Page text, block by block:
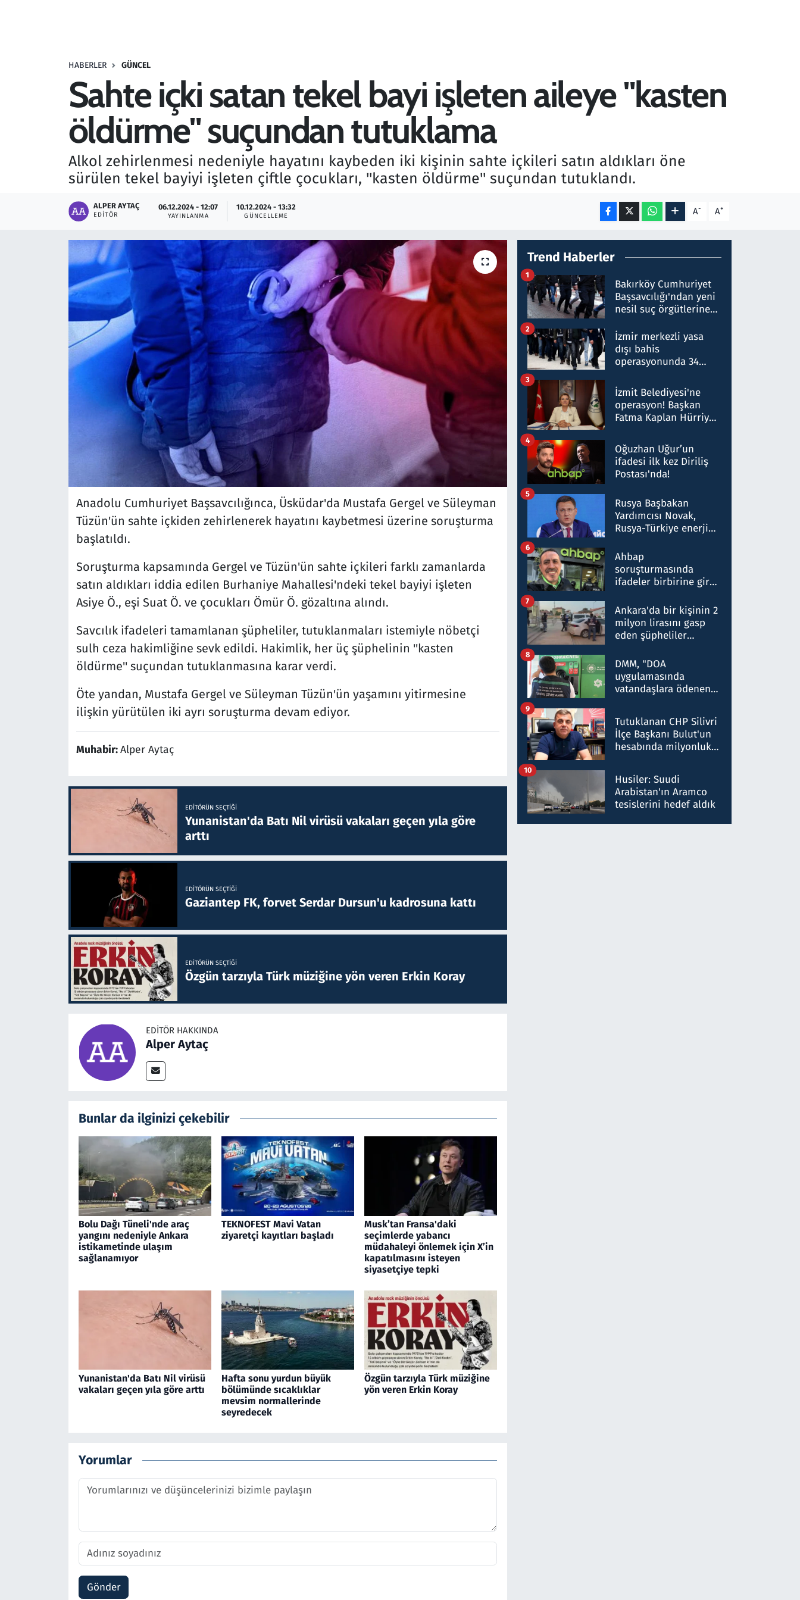
HABERLER GÜNCEL
Sahte içki satan tekel bayi işleten aileye "kasten
öldürme" suçundan tutuklama
Alkol zehirlenmesi nedeniyle hayatını kaybeden iki kişinin sahte içkileri satın aldıkları öne
sürülen tekel bayiyi işleten çiftle çocukları, ''kasten öldürme'' suçundan tutuklandı.
ALPER AYTAÇ
EDITÖR
06.12.2024 - 12:07
YAYINLANMA
10.12.2024 - 13:32
GÜNCELLEME A- A+
Anadolu Cumhuriyet Başsavcılığınca, Üsküdar'da Mustafa Gergel ve Süleyman
Tüzün'ün sahte içkiden zehirlenerek hayatını kaybetmesi üzerine soruşturma
başlatıldı.
Soruşturma kapsamında Gergel ve Tüzün'ün sahte içkileri farklı zamanlarda
satın aldıkları iddia edilen Burhaniye Mahallesi'ndeki tekel bayiyi işleten
Asiye Ö., eşi Suat Ö. ve çocukları Ömür Ö. gözaltına alındı.
Savcılık ifadeleri tamamlanan şüpheliler, tutuklanmaları istemiyle nöbetçi
sulh ceza hakimliğine sevk edildi. Hakimlik, her üç şüphelinin ''kasten
öldürme'' suçundan tutuklanmasına karar verdi.
Öte yandan, Mustafa Gergel ve Süleyman Tüzün'ün yaşamını yitirmesine
ilişkin yürütülen iki ayrı soruşturma devam ediyor.
Muhabir:Alper Aytaç
EDITÖRÜN SEÇTIĞI
Yunanistan'da Batı Nil virüsü vakaları geçen yıla göre
arttı
EDITÖRÜN SEÇTIĞI
Gaziantep FK, forvet Serdar Dursun'u kadrosuna kattı
EDITÖRÜN SEÇTIĞI
Özgün tarzıyla Türk müziğine yön veren Erkin Koray
EDITÖR HAKKINDA
Alper Aytaç
Bunlar da ilginizi çekebilir
Bolu Dağı Tüneli'nde araç
yangını nedeniyle Ankara
istikametinde ulaşım
sağlanamıyor
TEKNOFEST Mavi Vatan
ziyaretçi kayıtları başladı
Musk’tan Fransa'daki
seçimlerde yabancı
müdahaleyi önlemek için X’in
kapatılmasını isteyen
siyasetçiye tepki
Yunanistan'da Batı Nil virüsü
vakaları geçen yıla göre arttı
Hafta sonu yurdun büyük
bölümünde sıcaklıklar
mevsim normallerinde
seyredecek
Özgün tarzıyla Türk müziğine
yön veren Erkin Koray
Yorumlar
Gönder
Trend Haberler
Bakırköy Cumhuriyet
Başsavcılığı'ndan yeni
nesil suç örgütlerine
hakkında gözaltı kararı
1
İzmir merkezli yasa
dışı bahis
operasyonunda 34
Milyar liralık para
trafiği tespit edildi
2
İzmit Belediyesi'ne
operasyon! Başkan
Fatma Kaplan Hürriyet
3
Oğuzhan Uğur’un
ifadesi ilk kez Diriliş
Postası'nda!
4
Rusya Başbakan
Yardımcısı Novak,
Rusya-Türkiye enerji
nitelikte olduğunu
belirtti
5
Ahbap
soruşturmasında
ifadeler birbirine girdi:
ifadelerinden ortaya
çıkan tablo şok etti
6
Ankara'da bir kişinin 2
milyon lirasını gasp
eden şüpheliler
7
DMM, "DOA
uygulamasında
vatandaşlara ödenen
düşürüldüğü" iddiasını
yalanladı
8
Tutuklanan CHP Silivri
İlçe Başkanı Bulut'un
hesabında milyonluk
talimat verdi, ben
gönderdim
9
Husiler: Suudi
Arabistan'ın Aramco
tesislerini hedef aldık
10
Savunma Sanayi
Teknoloji ve Bilim
Televizyon